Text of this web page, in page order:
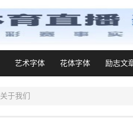
艺术字体(current)花体字体 励志文
关于我们